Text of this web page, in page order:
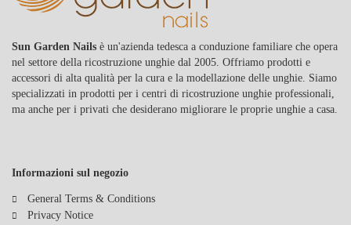
I foil per unghie da trasferimento possono essere applicati a vari tipi
di unghie, incluse unghie in gel, unghie acriliche e unghie naturali.
Sono la scelta perfetta per chi cerca di implementare rapidamente
design creativi. Che tu voglia creare look classici o nail art
moderna, i foil per unghie da trasferimento ti consentono di
realizzare una vasta gamma di design che riflettono la tua
Sun Garden Nails è un'azienda tedesca a conduzione familiare che opera
nel settore della ricostruzione unghie dal 2005. Offriamo prodotti e
accessori di alta qualità per la cura e la modellazione delle unghie. Siamo
specializzati in prodotti per i centri di ricostruzione unghie professionali,
ma anche per i privati che desiderano migliorare le proprie unghie a casa.
Informazioni sul negozio
General Terms & Conditions
Privacy Notice